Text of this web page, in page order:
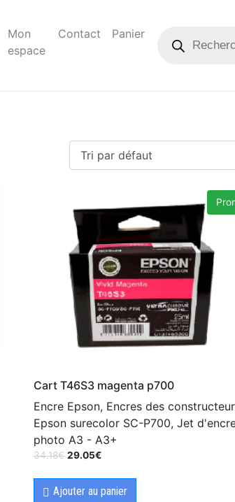
Mon
espace
Contact
Panier
Cart T46S3 magenta p700
Encre Epson, Encres des
Epson surecolor SC-P700, Jet
photo A3 - A3+
34.18€ 29.05€
Ajouter au panier